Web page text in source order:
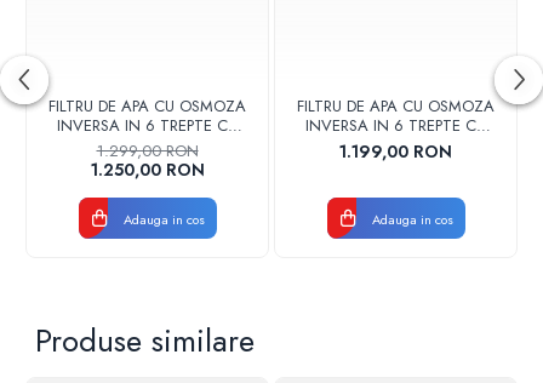
Tip conectare: Racord flexibil
FILTRU DE APA CU OSMOZA
INVERSA IN 6 TREPTE CU
MINERALIZARE CU POMPA SI
LAMPA UV KT-RO-50-UV
1.299,00 RON
1.250,00 RON
Adauga in cos
FILTRU DE APA CU OSMOZA
INVERSA IN 6 TREPTE CU
MINERALIZARE SI POMPA KT-
RO-50
1.199,00 RON
Adauga in cos
Produse similare